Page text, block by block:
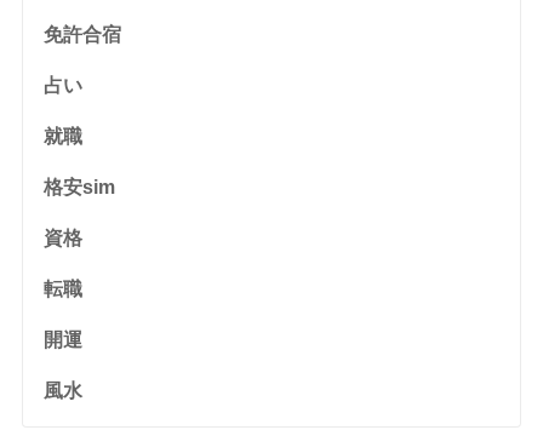
免許合宿
占い
就職
格安sim
資格
転職
開運
風水